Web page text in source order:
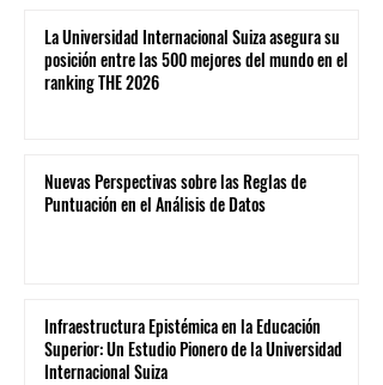
La Universidad Internacional Suiza asegura su
posición entre las 500 mejores del mundo en el
ranking THE 2026
Nuevas Perspectivas sobre las Reglas de
Puntuación en el Análisis de Datos
Infraestructura Epistémica en la Educación
Superior: Un Estudio Pionero de la Universidad
Internacional Suiza